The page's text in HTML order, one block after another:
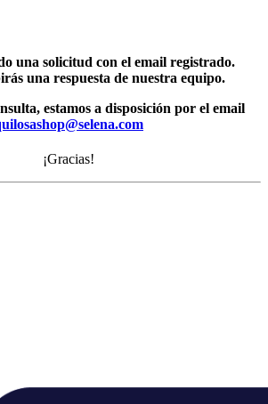
una solicitud con el email registrado.
una respuesta de nuestra equipo.
estamos a disposición por el email
¡Gracias!